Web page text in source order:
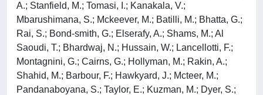
A.; Stanfield, M.; Tomasi, I.; Kanakala, V.;
Mbarushimana, S.; Mckeever, M.; Batilli, M.; Bhatta, G.;
Rai, S.; Bond-smith, G.; Elserafy, A.; Shams, M.; Al
Saoudi, T.; Bhardwaj, N.; Hussain, W.; Lancellotti, F.;
Montagnini, G.; Cairns, G.; Hollyman, M.; Rakin, A.;
Shahid, M.; Barbour, F.; Hawkyard, J.; Mcteer, M.;
Pandanaboyana, S.; Taylor, E.; Kuzman, M.; Dyer, S.;